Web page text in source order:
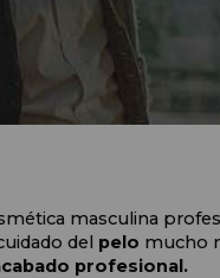
masculina
del pelo mucho
profesional.